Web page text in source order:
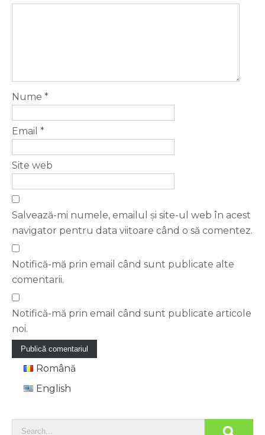
Nume *
Email *
Site web
Salvează-mi numele, emailul și site-ul web în acest
navigator pentru data viitoare când o să comentez.
Notifică-mă prin email când sunt publicate alte
comentarii.
Notifică-mă prin email când sunt publicate articole
noi.
Română
English